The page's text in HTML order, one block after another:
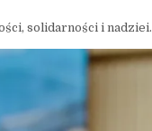
solidarności i nadziei.